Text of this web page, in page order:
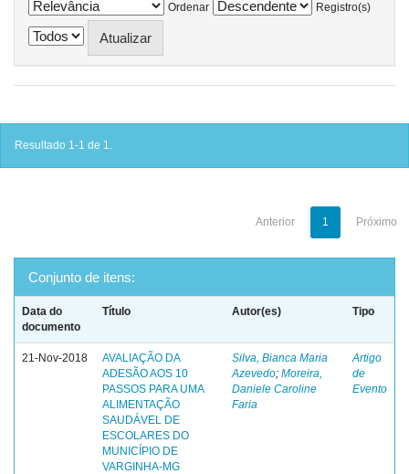
Ordenar
Registro(s)
Resultado 1-1 de 1.
Anterior 1 Próximo
Conjunto de itens:
Data do
documento
Título Autor(es) Tipo
21-Nov-2018
AVALIAÇÃO DA
ADESÃO AOS 10
PASSOS PARA UMA
ALIMENTAÇÃO
SAUDÁVEL DE
ESCOLARES DO
MUNICÍPIO DE
VARGINHA-MG
Silva, Bianca Maria
Azevedo; Moreira,
Daniele Caroline
Faria
Artigo
de
Evento